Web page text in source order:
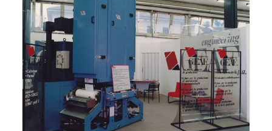
ENGLISH